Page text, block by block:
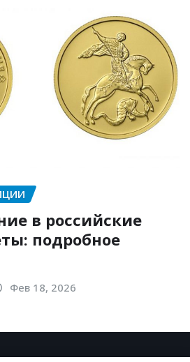
в российские
подробное
Фев 18, 2026